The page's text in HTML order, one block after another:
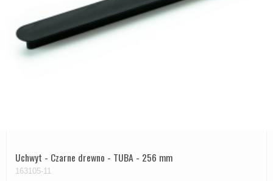
Uchwyt - Czarne drewno - TUBA - 256 mm
163105-11